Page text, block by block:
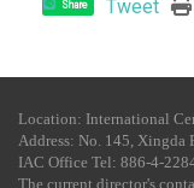
Share Tweet
Location: International
Address: No. 145, Xingda
IAC Office Tel​: 886-4-
The current director's